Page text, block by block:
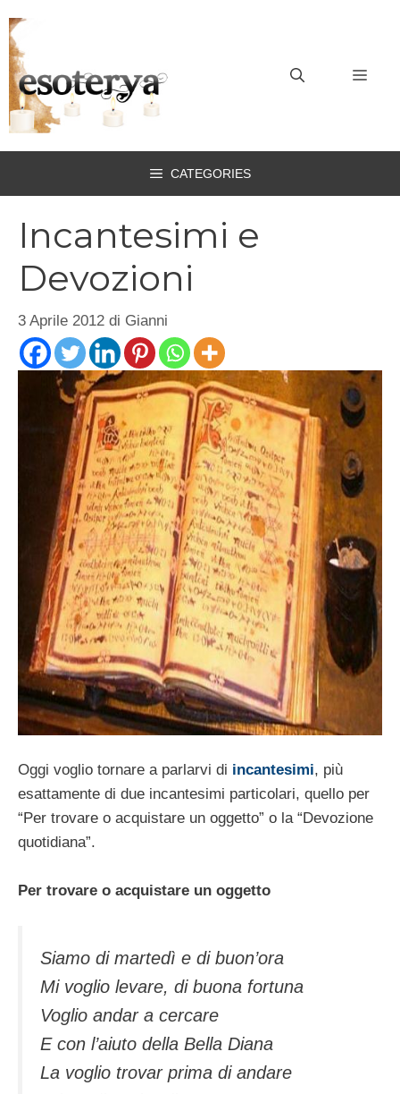
al
contenuto
CATEGORIES
Incantesimi e
Devozioni
3 Aprile 2012 di Gianni
Oggi voglio tornare a parlarvi di incantesimi, più
esattamente di due incantesimi particolari, quello per
“Per trovare o acquistare un oggetto” o la “Devozione
quotidiana”.
Per trovare o acquistare un oggetto
Siamo di martedì e di buon’ora
Mi voglio levare, di buona fortuna
Voglio andar a cercare
E con l’aiuto della Bella Diana
La voglio trovar prima di andare